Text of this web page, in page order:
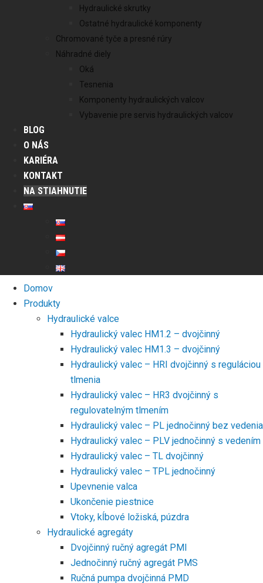
Hydraulické skrutky
Ostatné hydraulické komponenty
Chromované tyče a presné rúry
Náhradné diely
Oká
Tesnenia
Komponenty hydraulických valcov
Vybavenie pre servis hydraulických valcov
BLOG
O NÁS
KARIÉRA
KONTAKT
NA STIAHNUTIE
Domov
Produkty
Hydraulické valce
Hydraulický valec HM1.2 – dvojčinný
Hydraulický valec HM1.3 – dvojčinný
Hydraulický valec – HRI dvojčinný s reguláciou
tlmenia
Hydraulický valec – HR3 dvojčinný s
regulovatelným tlmením
Hydraulický valec – PL jednočinný bez vedenia
Hydraulický valec – PLV jednočinný s vedením
Hydraulický valec – TL dvojčinný
Hydraulický valec – TPL jednočinný
Upevnenie valca
Ukončenie piestnice
Vtoky, kĺbové ložiská, púzdra
Hydraulické agregáty
Dvojčinný ručný agregát PMI
Jednočinný ručný agregát PMS
Ručná pumpa dvojčinná PMD